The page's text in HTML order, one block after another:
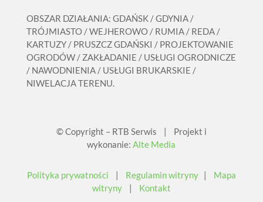
OBSZAR DZIAŁANIA: GDAŃSK / GDYNIA /
TRÓJMIASTO / WEJHEROWO / RUMIA / REDA /
KARTUZY / PRUSZCZ GDAŃSKI / PROJEKTOWANIE
OGRODÓW / ZAKŁADANIE / USŁUGI OGRODNICZE
/ NAWODNIENIA / USŁUGI BRUKARSKIE /
NIWELACJA TERENU.
© Copyright – RTB Serwis | Projekt i
wykonanie:Alte Media
Polityka prywatności Regulamin witryny| Mapa
witryny| Kontakt